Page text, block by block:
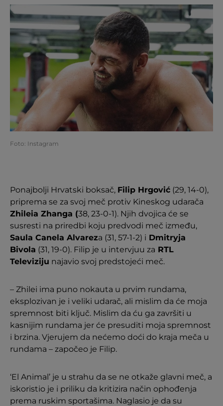
Foto: Instagram
Ponajbolji Hrvatski boksač, Filip Hrgović (29, 14-0),
priprema se za svoj meč protiv Kineskog udarača
Zhileia Zhanga (38, 23-0-1). Njih dvojica će se
susresti na priredbi koju predvodi meč između,
Saula Canela Alvareza (31, 57-1-2) i Dmitryja
Bivola (31, 19-0). Filip je u intervjuu za RTL
Televiziju najavio svoj predstojeći meč.
– Zhilei ima puno nokauta u prvim rundama,
eksplozivan je i veliki udarač, ali mislim da će moja
spremnost biti ključ. Mislim da ću ga završiti u
kasnijim rundama jer će presuditi moja spremnost
i brzina. Vjerujem da nećemo doći do kraja meča u
rundama – započeo je Filip.
‘El Animal’ je u strahu da se ne otkaže glavni meč, a
iskoristio je i priliku da kritizira način ophođenja
prema ruskim sportašima. Naglasio je da su